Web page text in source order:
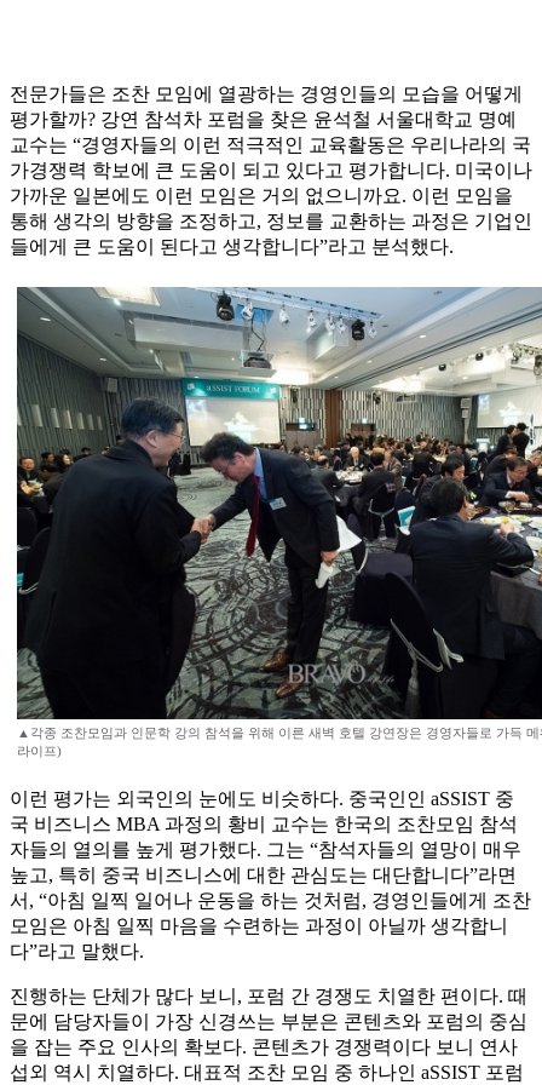
전문가들은 조찬 모임에 열광하는 경영인들의 모습을 어떻게
평가할까? 강연 참석차 포럼을 찾은 윤석철 서울대학교 명예
교수는 “경영자들의 이런 적극적인 교육활동은 우리나라의 국
가경쟁력 학보에 큰 도움이 되고 있다고 평가합니다. 미국이나
가까운 일본에도 이런 모임은 거의 없으니까요. 이런 모임을
통해 생각의 방향을 조정하고, 정보를 교환하는 과정은 기업인
들에게 큰 도움이 된다고 생각합니다”라고 분석했다.
▲각종 조찬모임과 인문학 강의 참석을 위해 이른 새벽 호텔 강연장은 경영자들로 가득
라이프)
이런 평가는 외국인의 눈에도 비슷하다. 중국인인 aSSIST 중
국 비즈니스 MBA 과정의 황비 교수는 한국의 조찬모임 참석
자들의 열의를 높게 평가했다. 그는 “참석자들의 열망이 매우
높고, 특히 중국 비즈니스에 대한 관심도는 대단합니다”라면
서, “아침 일찍 일어나 운동을 하는 것처럼, 경영인들에게 조찬
모임은 아침 일찍 마음을 수련하는 과정이 아닐까 생각합니
다”라고 말했다.
진행하는 단체가 많다 보니, 포럼 간 경쟁도 치열한 편이다. 때
문에 담당자들이 가장 신경쓰는 부분은 콘텐츠와 포럼의 중심
을 잡는 주요 인사의 확보다. 콘텐츠가 경쟁력이다 보니 연사
섭외 역시 치열하다. 대표적 조찬 모임 중 하나인 aSSIST 포럼